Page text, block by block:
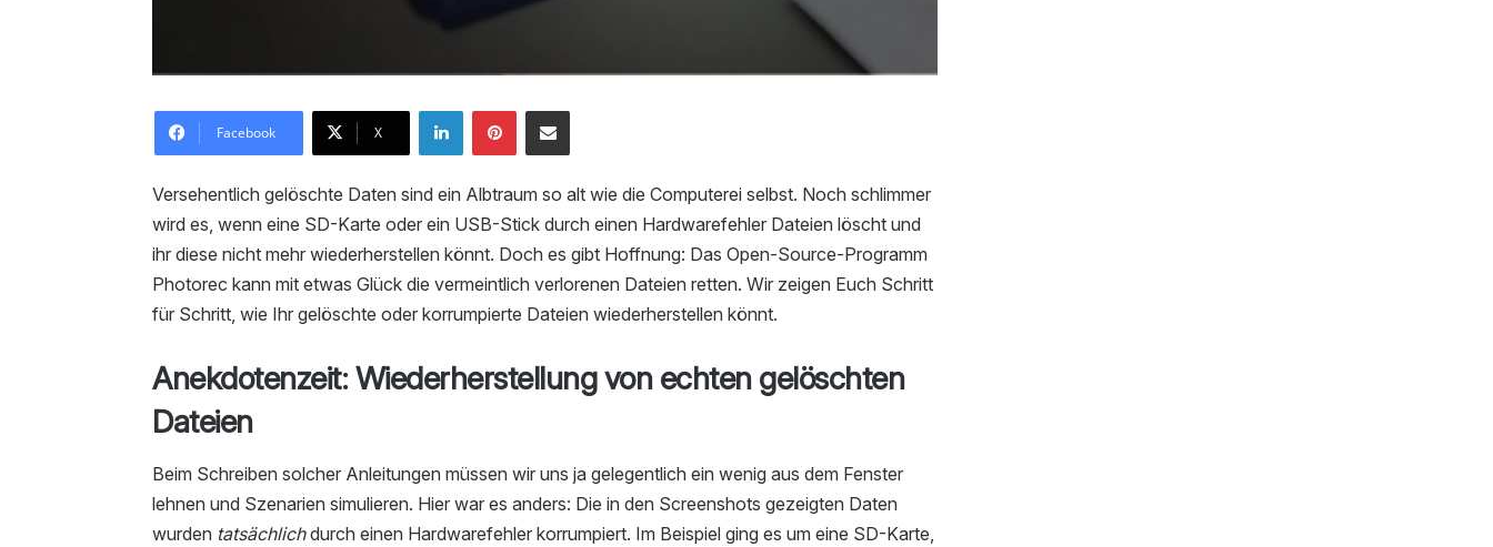
Facebook X
LinkedInPinterestMailen
Versehentlich gelöschte Daten sind ein Albtraum so alt wie die Computerei selbst. Noch schlimmer
wird es, wenn eine SD-Karte oder ein USB-Stick durch einen Hardwarefehler Dateien löscht und
ihr diese nicht mehr wiederherstellen könnt. Doch es gibt Hoffnung: Das Open-Source-Programm
Photorec kann mit etwas Glück die vermeintlich verlorenen Dateien retten. Wir zeigen Euch Schritt
für Schritt, wie Ihr gelöschte oder korrumpierte Dateien wiederherstellen könnt.
Anekdotenzeit: Wiederherstellung von echten gelöschten
Dateien
Beim Schreiben solcher Anleitungen müssen wir uns ja gelegentlich ein wenig aus dem Fenster
lehnen und Szenarien simulieren. Hier war es anders: Die in den Screenshots gezeigten Daten
wurden tatsächlichdurch einen Hardwarefehler korrumpiert. Im Beispiel ging es um eine SD-Karte,